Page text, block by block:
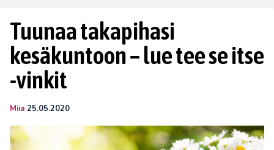
Tuunaa takapihasi
kesäkuntoon – lue tee se itse
-vinkit
Miia 25.05.2020